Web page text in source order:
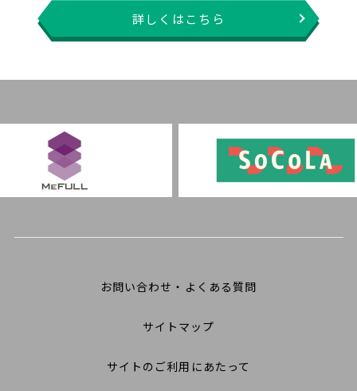
詳しくはこちら
お問い合わせ・よくある質問
サイトマップ
サイトのご利用にあたって